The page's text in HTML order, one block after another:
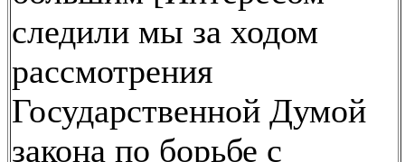
следили мы за ходом
рассмотрения
Государственной Думой
закона по борьбе с